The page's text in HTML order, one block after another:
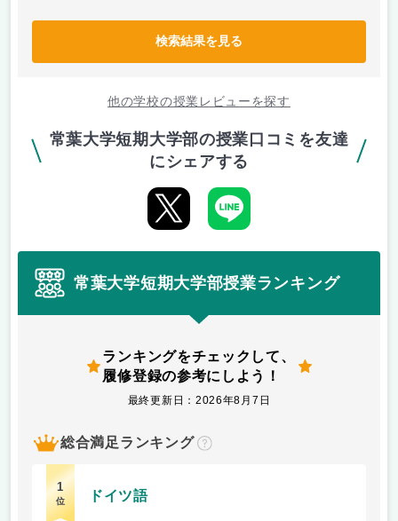
検索結果を見る
他の学校の授業レビューを探す
常葉大学短期大学部の授業口コミを友達
にシェアする
常葉大学短期大学部授業ランキング
ランキングをチェックして、
履修登録の参考にしよう！
最終更新日：2026年8月7日
総合満足ランキング
？
1
位 ドイツ語